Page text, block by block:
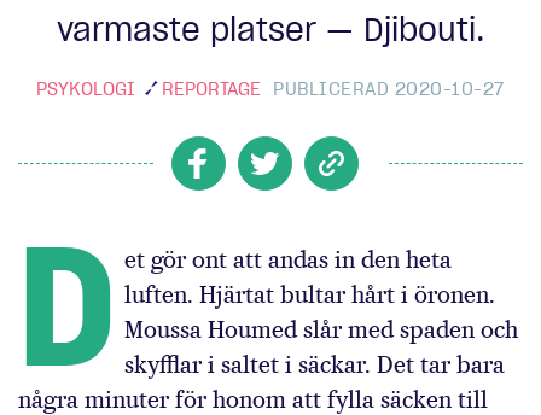
Klassiska experiment
Intervju
varmaste platser — Djibouti.
PSYKOLOGI REPORTAGE PUBLICERAD 2020-10-27
D et gör ont att andas in den heta
luften. Hjärtat bultar hårt i öronen.
Moussa Houmed slår med spaden och
skyfflar i saltet i säckar. Det tar bara
några minuter för honom att fylla säcken till